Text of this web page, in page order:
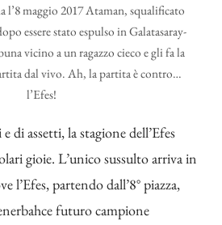
l’8 maggio 2017 Ataman, squalificato
essere stato espulso in Galatasaray-
vicino a un ragazzo cieco e gli fa la
dal vivo. Ah, la partita è contro…
l’Efes!
di assetti, la stagione dell’Efes
gioie. L’unico sussulto arriva in
l’Efes, partendo dall’8° piazza,
futuro campione